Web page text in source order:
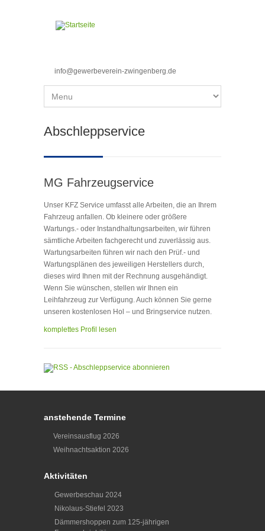
info@gewerbeverein-zwingenberg.de
Sie sind hier
Abschleppservice
MG Fahrzeugservice
Unser KFZ Service umfasst alle Arbeiten, die an Ihrem
Fahrzeug anfallen. Ob kleinere oder größere
Wartungs.- oder Instandhaltungsarbeiten, wir führen
sämtliche Arbeiten fachgerecht und zuverlässig aus.
Wartungsarbeiten führen wir nach den Prüf.- und
Wartungsplänen des jeweiligen Herstellers durch,
dieses wird Ihnen mit der Rechnung ausgehändigt.
Wenn Sie wünschen, stellen wir Ihnen ein
Leihfahrzeug zur Verfügung. Auch können Sie gerne
unseren kostenlosen Hol – und Bringservice nutzen.
komplettes Profil lesen
anstehende Termine
Vereinsausflug 2026
Weihnachtsaktion 2026
Aktivitäten
Gewerbeschau 2024
Nikolaus-Stiefel 2023
Dämmershoppen zum 125-jährigen